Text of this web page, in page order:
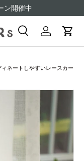
ン開催中
検索 ログインカー
ネートしやすいレースカー